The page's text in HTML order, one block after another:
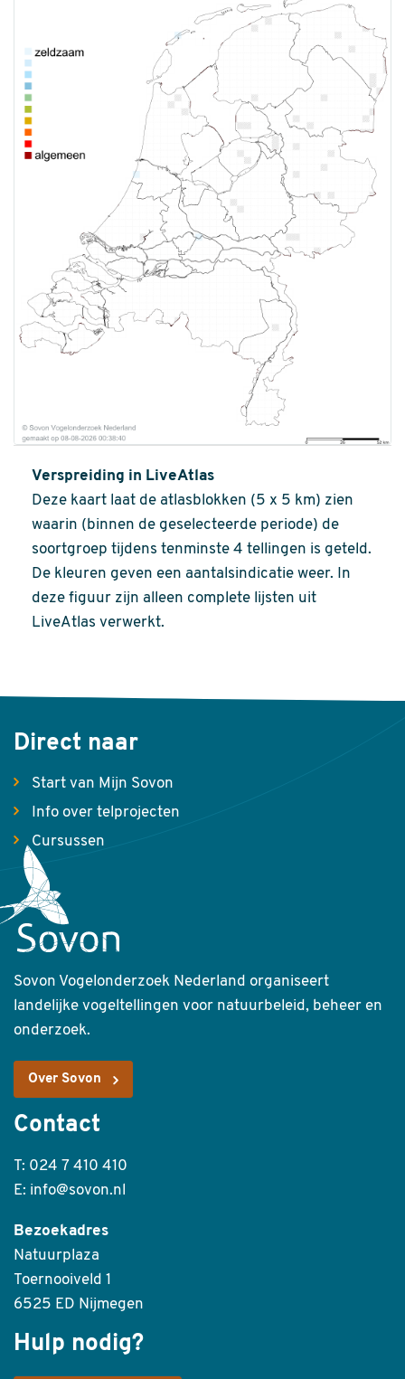
Verspreiding in LiveAtlas
Deze kaart laat de atlasblokken (5 x 5 km) zien
waarin (binnen de geselecteerde periode) de
soortgroep tijdens tenminste 4 tellingen is geteld.
De kleuren geven een aantalsindicatie weer. In
deze figuur zijn alleen complete lijsten uit
LiveAtlas verwerkt.
Direct naar
Start van Mijn Sovon
Info over telprojecten
Cursussen
Sovon Vogelonderzoek Nederland organiseert
landelijke vogeltellingen voor natuurbeleid, beheer en
onderzoek.
Over Sovon
Contact
T: 024 7 410 410
E: info@sovon.nl
Bezoekadres
Natuurplaza
Toernooiveld 1
6525 ED Nijmegen
Hulp nodig?